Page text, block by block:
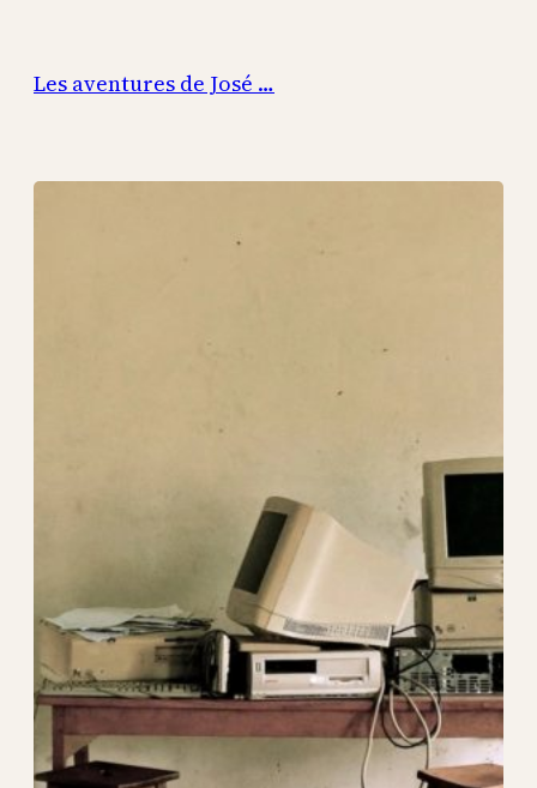
contenu
Les aventures de José …